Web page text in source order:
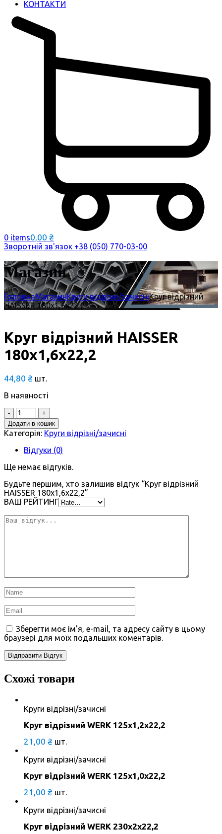
КОНТАКТИ
0 items0,00 ₴
Зворотній зв'язок +38 (050) 770-03-00
Магазин
ГоловнаМагазинКруги відрізні/зачисніКруг відрізний
HAISSER 180х1,6х22,2
Круг відрізний HAISSER
180х1,6х22,2
44,80 ₴ шт.
В наявності
Quantity
Додати в кошик
Категорія: Круги відрізні/зачисні
Відгуки (0)
Ще немає відгуків.
Будьте першим, хто залишив відгук “Круг відрізний
HAISSER 180х1,6х22,2”
ВАШ РЕЙТИНГ
Зберегти моє ім'я, e-mail, та адресу сайту в цьому
браузері для моїх подальших коментарів.
Схожі товари
Круги відрізні/зачисні
Круг відрізний WERK 125х1,2х22,2
21,00 ₴ шт.
Круги відрізні/зачисні
Круг відрізний WERK 125х1,0х22,2
21,00 ₴ шт.
Круги відрізні/зачисні
Круг відрізний WERK 230х2х22,2